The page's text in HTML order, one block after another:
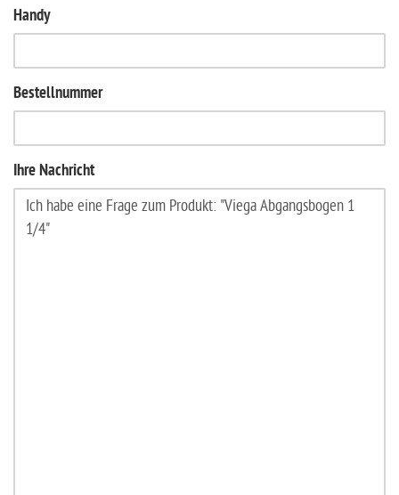
Handy
Bestellnummer
Ihre Nachricht